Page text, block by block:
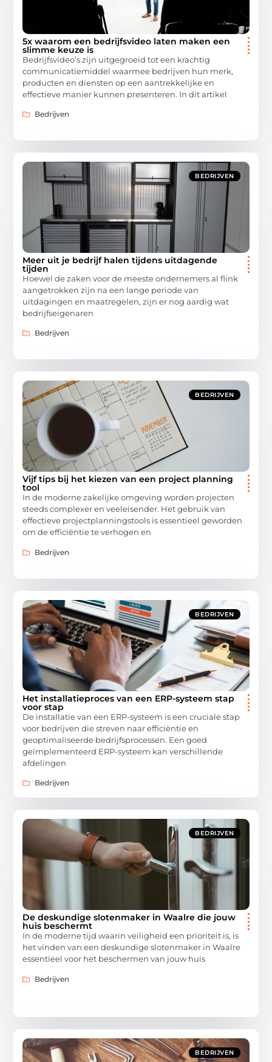
5x waarom een bedrijfsvideo laten maken een
slimme keuze is
Bedrijfsvideo’s zijn uitgegroeid tot een krachtig
communicatiemiddel waarmee bedrijven hun merk,
producten en diensten op een aantrekkelijke en
effectieve manier kunnen presenteren. In dit artikel
Bedrijven
BEDRIJVEN
Meer uit je bedrijf halen tijdens uitdagende
tijden
Hoewel de zaken voor de meeste ondernemers al flink
aangetrokken zijn na een lange periode van
uitdagingen en maatregelen, zijn er nog aardig wat
bedrijfseigenaren
Bedrijven
BEDRIJVEN
Vijf tips bij het kiezen van een project planning
tool
In de moderne zakelijke omgeving worden projecten
steeds complexer en veeleisender. Het gebruik van
effectieve projectplanningstools is essentieel geworden
om de efficiëntie te verhogen en
Bedrijven
BEDRIJVEN
Het installatieproces van een ERP-systeem stap
voor stap
De installatie van een ERP-systeem is een cruciale stap
voor bedrijven die streven naar efficiëntie en
geoptimaliseerde bedrijfsprocessen. Een goed
geïmplementeerd ERP-systeem kan verschillende
afdelingen
Bedrijven
BEDRIJVEN
De deskundige slotenmaker in Waalre die jouw
huis beschermt
In de moderne tijd waarin veiligheid een prioriteit is, is
het vinden van een deskundige slotenmaker in Waalre
essentieel voor het beschermen van jouw huis
Bedrijven
BEDRIJVEN